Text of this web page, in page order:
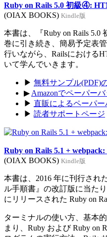
Ruby on Rails 5.0 初級④:
(OIAX BOOKS) Kindle版
本書は、『Ruby on Rails 5.0
巻に引き続き、簡易予定表
行いながら、Railsにおける
いて学んでいきます。
▶ 無料サンプル(PDF)
▶ Amazonでペーパー
▶ 直販によるペーパー
▶ 読者サポートページ
Ruby on Rails 5.1 +
(OIAX BOOKS) Kindle版
本書は、2016 年に刊行され
ル手順書』の改訂版に当た
にリリースされた Ruby on
ターミナルの使い方、基本
まり、Ruby および Ruby on